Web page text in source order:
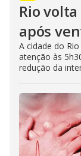
Rio
após
A cidade do
atenção às
redução da